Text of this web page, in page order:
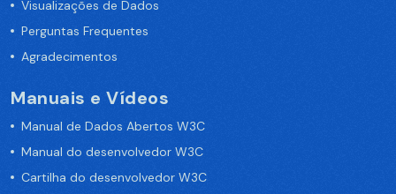
Visualizações de Dados
Perguntas Frequentes
Agradecimentos
Manuais e Vídeos
Manual de Dados Abertos W3C
Manual do desenvolvedor W3C
Cartilha do desenvolvedor W3C